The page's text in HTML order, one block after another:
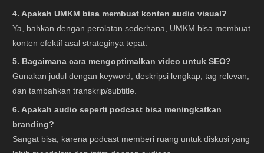
4. Apakah UMKM bisa membuat konten audio visual?
Ya, bahkan dengan peralatan sederhana, UMKM bisa membuat
konten efektif asal strateginya tepat.
5. Bagaimana cara mengoptimalkan video untuk SEO?
Gunakan judul dengan keyword, deskripsi lengkap, tag relevan,
dan tambahkan transkrip/subtitle.
6. Apakah audio seperti podcast bisa meningkatkan
branding?
Sangat bisa, karena podcast memberi ruang untuk diskusi yang